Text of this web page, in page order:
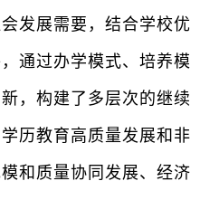
发展需要，结合学校优
通过办学模式、培养模
，构建了多层次的继续
历教育高质量发展和非
和质量协同发展、经济